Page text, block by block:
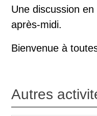
Une discussion
après-midi.
Bienvenue à
Autres